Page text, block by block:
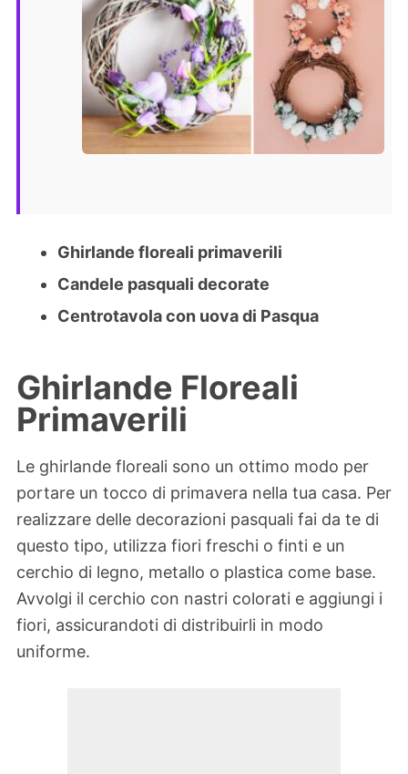
Ghirlande floreali primaverili
Candele pasquali decorate
Centrotavola con uova di Pasqua
Ghirlande Floreali
Primaverili
Le ghirlande floreali sono un ottimo modo per
portare un tocco di primavera nella tua casa. Per
realizzare delle decorazioni pasquali fai da te di
questo tipo, utilizza fiori freschi o finti e un
cerchio di legno, metallo o plastica come base.
Avvolgi il cerchio con nastri colorati e aggiungi i
fiori, assicurandoti di distribuirli in modo
uniforme.